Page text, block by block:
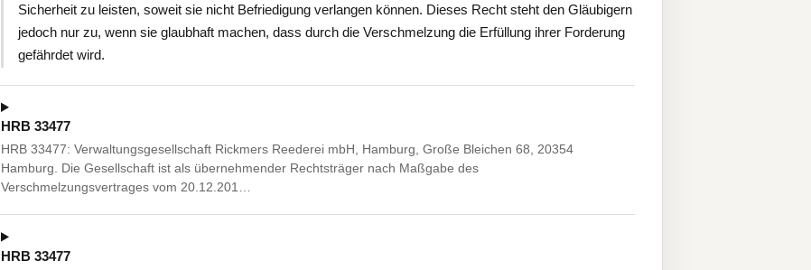
Sicherheit zu leisten, soweit sie nicht Befriedigung verlangen können. Dieses Recht steht den Gläubigern
jedoch nur zu, wenn sie glaubhaft machen, dass durch die Verschmelzung die Erfüllung ihrer Forderung
gefährdet wird.
HRB 33477
HRB 33477: Verwaltungsgesellschaft Rickmers Reederei mbH, Hamburg, Große Bleichen 68, 20354
Hamburg. Die Gesellschaft ist als übernehmender Rechtsträger nach Maßgabe des
Verschmelzungsvertrages vom 20.12.201…
HRB 33477